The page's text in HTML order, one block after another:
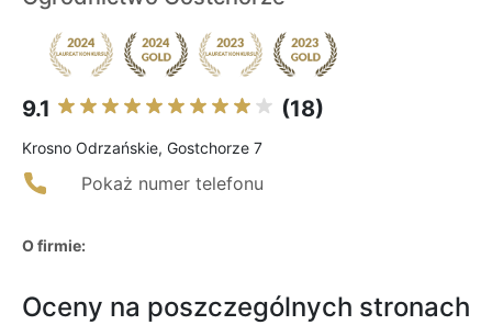
9.1 (18)
Krosno Odrzańskie, Gostchorze 7
Pokaż numer telefonu
O firmie:
Oceny na poszczególnych stronach